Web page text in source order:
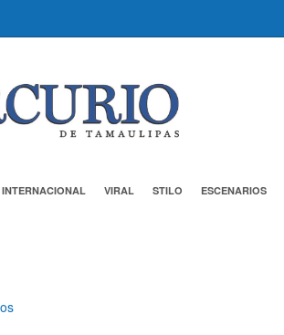
INTERNACIONAL VIRAL STILO ESCENARIOS